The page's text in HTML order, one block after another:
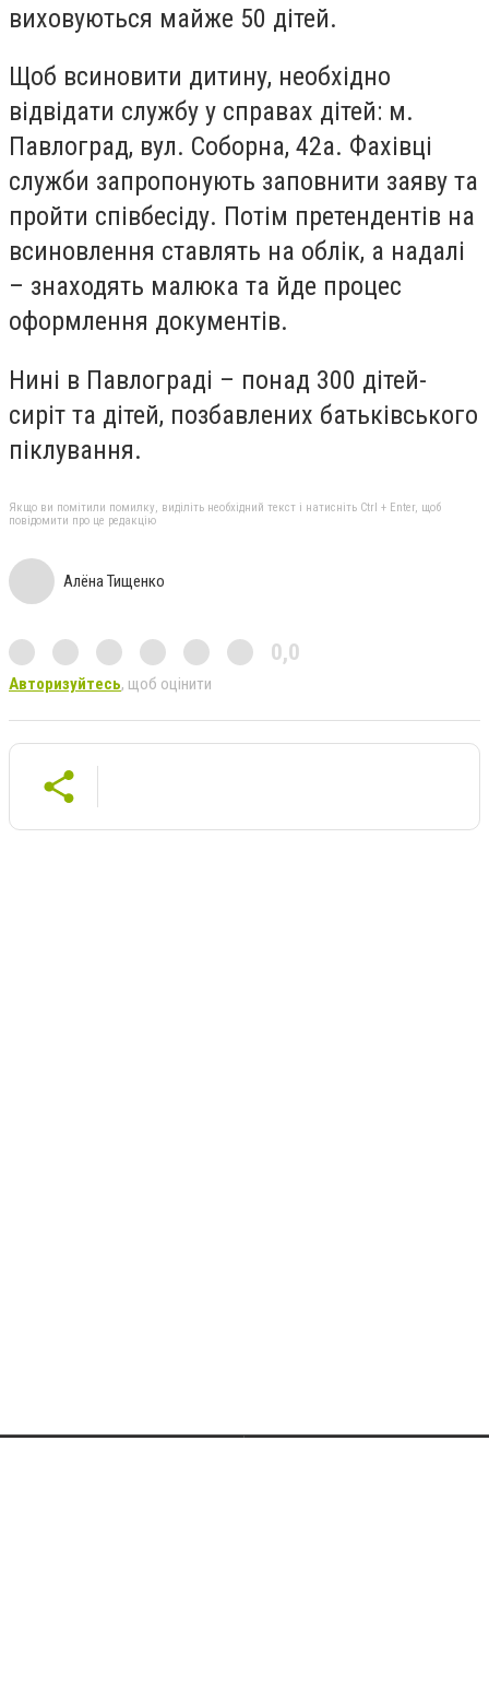
виховуються майже 50 дітей.
Щоб всиновити дитину, необхідно
відвідати службу у справах дітей: м.
Павлоград, вул. Соборна, 42а. Фахівці
служби запропонують заповнити заяву та
пройти співбесіду. Потім претендентів на
всиновлення ставлять на облік, а надалі
– знаходять малюка та йде процес
оформлення документів.
Нині в Павлограді – понад 300 дітей-
сиріт та дітей, позбавлених батьківського
піклування.
Якщо ви помітили помилку, виділіть необхідний текст і натисніть Ctrl + Enter, щоб
повідомити про це редакцію
Алёна Тищенко
0,0
Авторизуйтесь, щоб оцінити